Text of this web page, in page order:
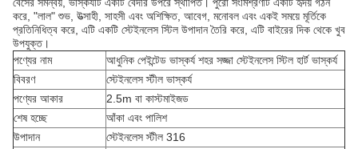
করে, "লাল" শুভ, উত্সাহী, সাহসী এবং অশিক্ষিত, আবেগ, মনোবল এবং একই সময়ে মূর্তিকে
প্রতিনিধিত্ব করে, এটি একটি স্টেইনলেস স্টিল উপাদান তৈরি করে, এটি বাইরের দিক থেকে খুব
উপযুক্ত।
পণ্যের নাম
আধুনিক পেইন্টেড ভাস্কর্য শহর সজ্জা স্টেইনলেস স্টিল হার্ট ভাস্কর্য
বিবরণ
স্টেইনলেস স্টীল ভাস্কর্য
পণ্যের আকার
2.5m বা কাস্টমাইজড
শেষ হচ্ছে
আঁকা এবং পালিশ
উপাদান
স্টেইনলেস স্টীল 316